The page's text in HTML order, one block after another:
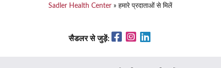
Sadler Health Center »हमारे प्रदाताओं से मिलें
सैडलर से जुड़ें: FacebookInstagram